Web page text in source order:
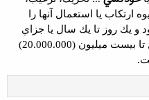
ارتكاب يا استعمال آنها را
و يك روز تا يك سال يا جزاي
نقدي از پنج ميليون (5.000.000) ريال تا بيست ميليون (20.000.000)